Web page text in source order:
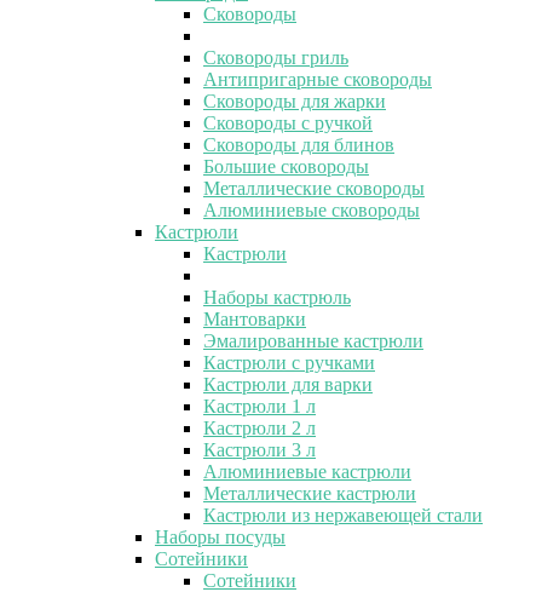
Сковороды
Сковороды гриль
Антипригарные сковороды
Сковороды для жарки
Сковороды с ручкой
Сковороды для блинов
Большие сковороды
Металлические сковороды
Алюминиевые сковороды
Кастрюли
Кастрюли
Наборы кастрюль
Мантоварки
Эмалированные кастрюли
Кастрюли с ручками
Кастрюли для варки
Кастрюли 1 л
Кастрюли 2 л
Кастрюли 3 л
Алюминиевые кастрюли
Металлические кастрюли
Кастрюли из нержавеющей стали
Наборы посуды
Сотейники
Сотейники